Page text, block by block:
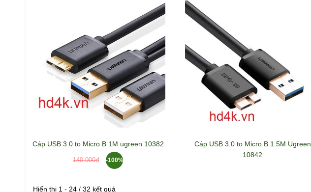
Cáp USB 3.0 to Micro B 1M ugreen 10382
140.000đ -100%
Cáp USB 3.0 to Micro B 1.5M Ugreen
10842
Hiển thị 1 - 24 / 32 kết quả